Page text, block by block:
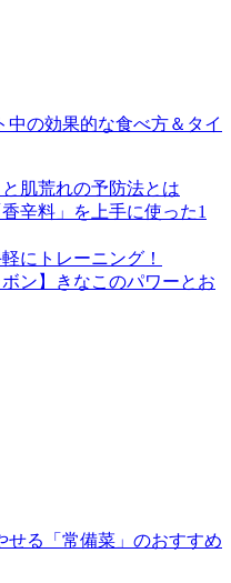
中の効果的な食べ方＆タイ
肌荒れの予防法とは
辛料」を上手に使った1
にトレーニング！
ン】きなこのパワーとお
せる「常備菜」のおすすめ